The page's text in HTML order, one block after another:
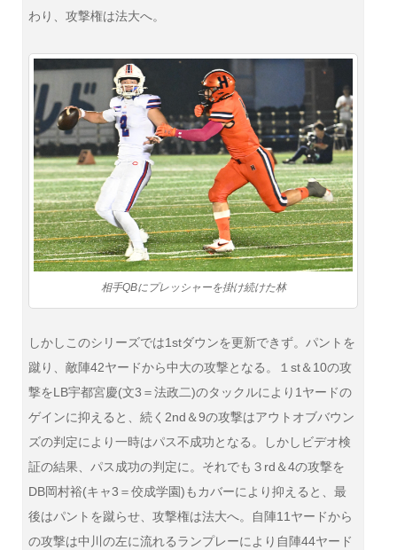
わり、攻撃権は法大へ。
相手QBにプレッシャーを掛け続けた林
しかしこのシリーズでは1stダウンを更新できず。パントを
蹴り、敵陣42ヤードから中大の攻撃となる。１st＆10の攻
撃をLB宇都宮慶(文3＝法政二)のタックルにより1ヤードの
ゲインに抑えると、続く2nd＆9の攻撃はアウトオブバウン
ズの判定により一時はパス不成功となる。しかしビデオ検
証の結果、パス成功の判定に。それでも３rd＆4の攻撃を
DB岡村裕(キャ3＝佼成学園)もカバーにより抑えると、最
後はパントを蹴らせ、攻撃権は法大へ。自陣11ヤードから
の攻撃は中川の左に流れるランプレーにより自陣44ヤード